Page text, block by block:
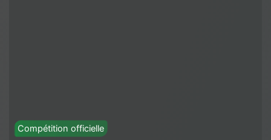
Compétition officielle